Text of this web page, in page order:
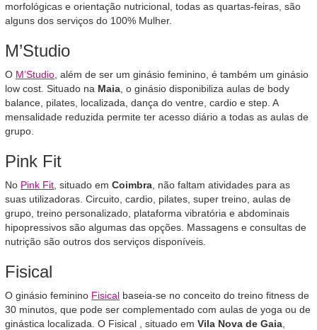
morfológicas e orientação nutricional, todas as quartas-feiras, são
alguns dos serviços do 100% Mulher.
M’Studio
O M’Studio , além de ser um ginásio feminino, é também um ginásio
low cost. Situado na Maia , o ginásio disponibiliza aulas de body
balance, pilates, localizada, dança do ventre, cardio e step. A
mensalidade reduzida permite ter acesso diário a todas as aulas de
grupo.
Pink Fit
No Pink Fit , situado em Coimbra , não faltam atividades para as
suas utilizadoras. Circuito, cardio, pilates, super treino, aulas de
grupo, treino personalizado, plataforma vibratória e abdominais
hipopressivos são algumas das opções. Massagens e consultas de
nutrição são outros dos serviços disponíveis.
Fisical
O ginásio feminino Fisical baseia-se no conceito do treino fitness de
30 minutos, que pode ser complementado com aulas de yoga ou de
ginástica localizada. O Fisical , situado em Vila Nova de Gaia